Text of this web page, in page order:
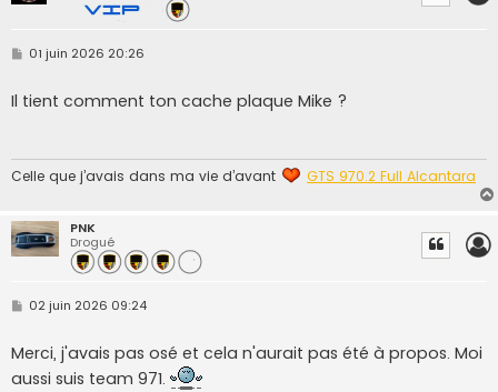
M
s
a
01 juin 2026 20:26
Il tient comment ton cache plaque Mike ?
Celle que j’avais dans ma vie d’avant
GTS 970.2 Full Alcantara
PNK
Drogué
M
s
a
g
02 juin 2026 09:24
Merci, j'avais pas osé et cela n'aurait pas été à propos. Moi
aussi suis team 971.